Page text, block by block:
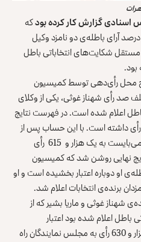
اسنادی گزارش کار کرده بودکه
نشان می‌داد کمیسیون انتخابات ۵۰ درصد آرای باطله‌ی دو نامزد وکیل
شکایت‌های انتخاباتی باطل
محل رأی‌دهی توسط کمیسیون
صد رأی شهناز غوثی، یکی از وکلای
باطل اعلام شده است. در فهرست نتایج
ابتدایی، شهناز غوثی یک هزار و 715 ‌رأی داشته است. با این حساب پس از
باطل شدن صد رأی، آرای بانو غوثی می‌بایست به یک هزار و 615 رأی
نهایی روشن شد که کمیسیون
درصد آرای باطله‌ی او دوباره اعتبار بخشیده است و او
رأی یکی از نامزدان برنده‌ی انتخابات اعلام شد.
باطل‌شده‌ی شهناز غوثی و ماریا بشیر که از
اعلام شده بود اعتبار
نمی‌یافت، مینا نادری با کسب یک هزار و 630 رأی به مجلس نمایندگان راه